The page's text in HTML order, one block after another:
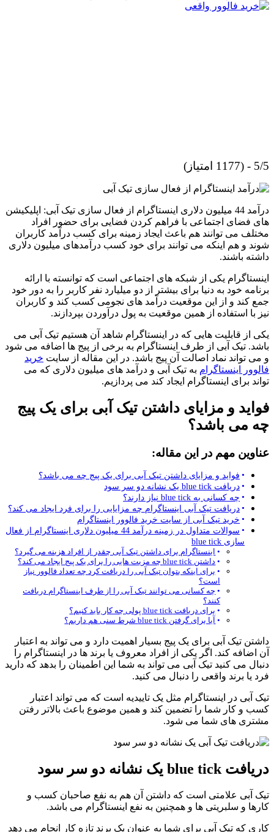
5/5 - (1177 امتیاز)
درآمد 44 میلیون دلاری اینستاگرام از فعال سازی تیک آبی: اپلیکیشن
های فضای اجتماعی با فراهم کردن فضایی برای حضور افراد
مختلف می توانند هم باعث ایجاد زمینه برای کسب درآمد کاربران
شوند و هم اینکه می توانند برای خود کسب درآمدهای میلیون دلاری
داشته باشند.
اینستاگرام یکی از شبکه های اجتماعی است که توانسته با ارائه
برنامه خود به دنیا برای بیشتر از دو میلیارد نفر کاربر را به دور خود
جمع کند و از این موقعیت درآمد های نجومی کسب کند و کاربران
نیز با استفاده از همین موقعیت به پول درآوردن بپردازند.
یکی از قابلیت هایی که در اینستاگرام شاهد آن هستیم تیک آبی می
باشد. تیک آبی از طرف اینستاگرام به برخی از پیج ها اضافه می شود
و می تواند نماد اصالت آن پیج باشد. در این مقاله از سایت خرید
فالوور اینستاگرام به تیک آبی و درآمد های میلیون دلاری که می
تواند برای اینستاگرام ایجاد کند می پردازیم.
فواید و مزایای داشتن تیک آبی برای یک پیج
چه می باشد؟
عناوین مهم در این مقاله:
فواید و مزایای داشتن تیک آبی برای یک پیج چه می باشد؟
دریافت blue tick یک نشانه دو سر سود
چه کسانی به blue tick نیاز دارند؟
دریافت تیک آبی اینستاگرام چه مزایایی را برای فرد ایجاد می کند؟
خرید تیک آبی از سایت خرید فالوور اینستاگرام
سوالات متداول در زمینه درآمد 44 میلیون دلاری اینستاگرام از فعال
سازی blue tick
اینستاگرام برای داشتن تیک آبی چقدر از افراد هزینه می گیرد؟
داشتن blue tick چه مزیت هایی را برای یک پیج ایجاد می کند؟
برای اینکه بتوان تیک آبی را دریافت کرد چه تعداد فالوور نیاز
است؟
چه کسانی می توانند تیک آبی را از طرف اینستاگرام دریافت
کنند؟
برای دریافت blue tick پولی چه کار باید کنیم؟
آیا برای گرفتن blue tick شرط سنی هم داریم؟
داشتن تیک آبی برای یک پیج بسیار اهمیت دارد و می تواند به اعتبار
آن اضافه کند. اگر یکی از افراد معروف یا برند ها در اینستاگرام را
دنبال می کنید تیک آبی می تواند به شما این اطمینان را بدهد که دارید
فرد یا برند واقعی را دنبال می کنید.
تیک آبی در اینستاگرام مثل یک تاییدیه است که می تواند اعتبار
کسب و کار شما را تضمین کند و همین موضوع باعث بالاتر رفتن
مشتری های شما می شود.
دریافت blue tick یک نشانه دو سر سود
تیک آبی علامتی است که داشتن آن هم به نفع صاحبان کسب و
کارها و سلبریتی ها و همچنین به نفع اینستاگرام می باشد.
کاری که تیک آبی برای شما به عنوان یک برند تازه کار انجام می دهد